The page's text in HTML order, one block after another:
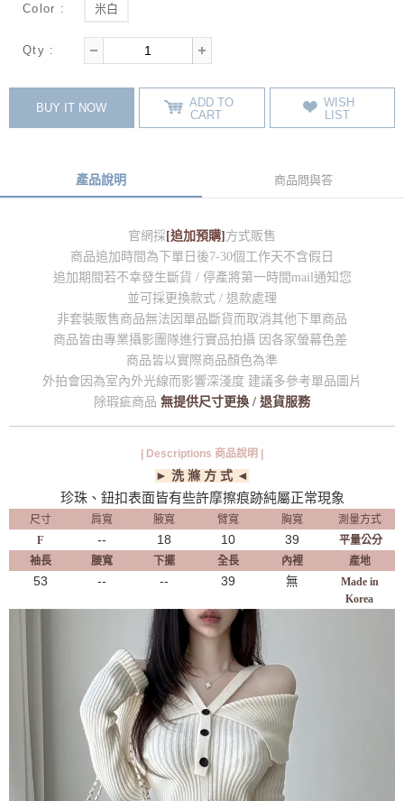
Color : 米白
Qty :
BUY IT NOW
ADD TO
CART
WISH
LIST
產品說明 商品問與答
官網採[追加預購]方式販售
商品追加時間為下單日後7-30個工作天不含假日
追加期間若不幸發生斷貨 / 停產將第一時間mail通知您
並可採更換款式 / 退款處理
非套裝販售商品無法因單品斷貨而取消其他下單商品
商品皆由專業攝影團隊進行實品拍攝 因各家螢幕色差
商品皆以實際商品顏色為準
外拍會因為室內外光線而影響深淺度 建議多參考單品圖片
除瑕疵商品 無提供尺寸更換 / 退貨服務
| Descriptions 商品說明 |
► 洗 滌 方 式 ◄
珍珠、鈕扣表面皆有些許摩擦痕跡純屬正常現象
尺寸 肩寬 腋寬 臂寬 胸寬
測量方式
F
-- 18 10 39
平量公分
袖長
腰寬 下擺 全長 內裡 產地
53 -- -- 39 無
Made in
Korea